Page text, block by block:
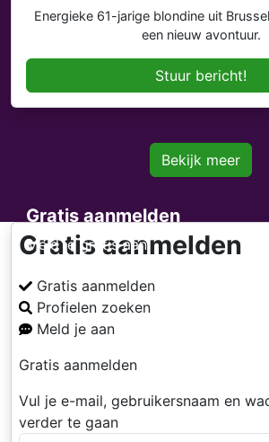
Energieke 61-jarige blondine uit
een nieuw avontuur.
Stuur bericht!
Bekijk meer
Gratis aanmelden
Meld je gratis aan
Gratis aanmelden
Gratis aanmelden
Profielen zoeken
Meld je aan
Gratis aanmelden
Vul je e-mail, gebruikersnaam en
verder te gaan